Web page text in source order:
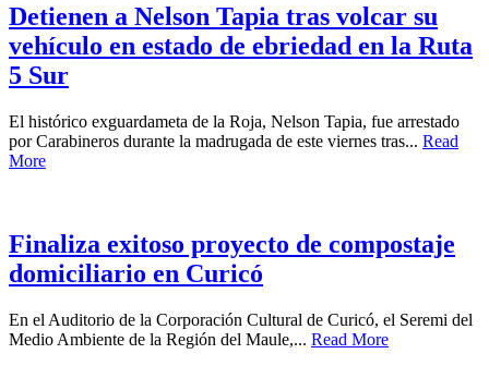
Detienen a Nelson Tapia tras volcar su
vehículo en estado de ebriedad en la Ruta
5 Sur
El histórico exguardameta de la Roja, Nelson Tapia, fue arrestado
por Carabineros durante la madrugada de este viernes tras... Read
More
Finaliza exitoso proyecto de compostaje
domiciliario en Curicó
En el Auditorio de la Corporación Cultural de Curicó, el Seremi del
Medio Ambiente de la Región del Maule,... Read More